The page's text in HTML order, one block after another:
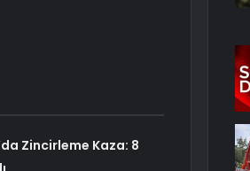
Zincirleme Kaza: 8